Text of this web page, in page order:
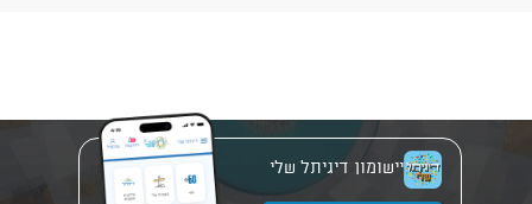
יישומון דיגיתל שלי